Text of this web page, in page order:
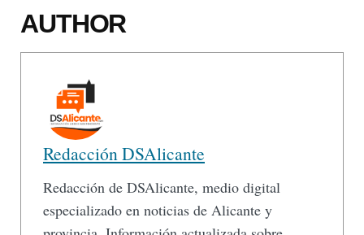
AUTHOR
Redacción DSAlicante
Redacción de DSAlicante, medio digital
especializado en noticias de Alicante y